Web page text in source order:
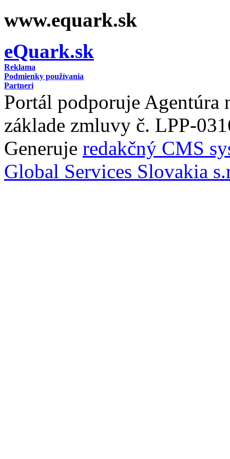
www.equark.sk
eQuark.sk
Reklama
Podmienky používania
Partneri
Portál podporuje Agentúra
základe zmluvy č. LPP-
Generuje redakčný CMS
Global Services Slovakia